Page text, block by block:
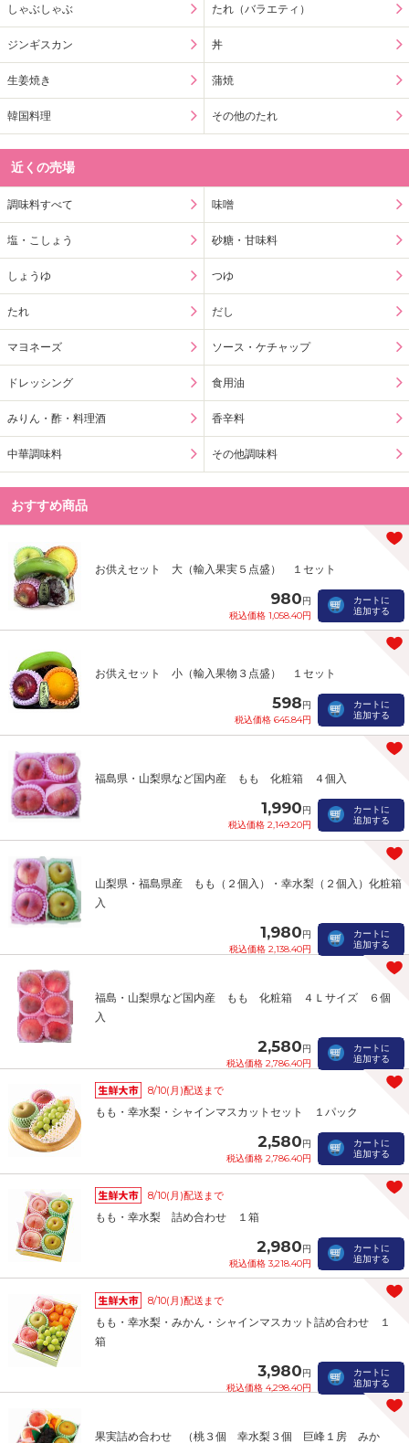
しゃぶしゃぶ たれ（バラエティ）
ジンギスカン 丼
生姜焼き 蒲焼
韓国料理 その他のたれ
近くの売場
調味料すべて 味噌
塩・こしょう 砂糖・甘味料
しょうゆ つゆ
たれ だし
マヨネーズ ソース・ケチャップ
ドレッシング 食用油
みりん・酢・料理酒 香辛料
中華調味料 その他調味料
おすすめ商品
お供えセット 大（輸入果実５点盛） １セット
980円
税込価格 1,058.40円
カートに
追加する
お供えセット 小（輸入果物３点盛） １セット
598円
税込価格 645.84円
カートに
追加する
福島県・山梨県など国内産 もも 化粧箱 ４個入
1,990円
税込価格 2,149.20円
カートに
追加する
山梨県・福島県産 もも（２個入）・幸水梨（２個入）化粧箱
入
1,980円
税込価格 2,138.40円
カートに
追加する
福島・山梨県など国内産 もも 化粧箱 ４Ｌサイズ ６個
入
2,580円
税込価格 2,786.40円
カートに
追加する
8/10(月)配送まで
もも・幸水梨・シャインマスカットセット １パック
2,580円
税込価格 2,786.40円
カートに
追加する
8/10(月)配送まで
もも・幸水梨 詰め合わせ １箱
2,980円
税込価格 3,218.40円
カートに
追加する
8/10(月)配送まで
もも・幸水梨・みかん・シャインマスカット詰め合わせ １
箱
3,980円
税込価格 4,298.40円
カートに
追加する
果実詰め合わせ （桃３個 幸水梨３個 巨峰１房 みか